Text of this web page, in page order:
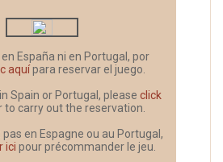
España ni en Portugal, por
aquípara reservar el juego.
Spain or Portugal, pleaseclick
to carry out the reservation.
en Espagne ou au Portugal,
ici pour précommander le jeu.